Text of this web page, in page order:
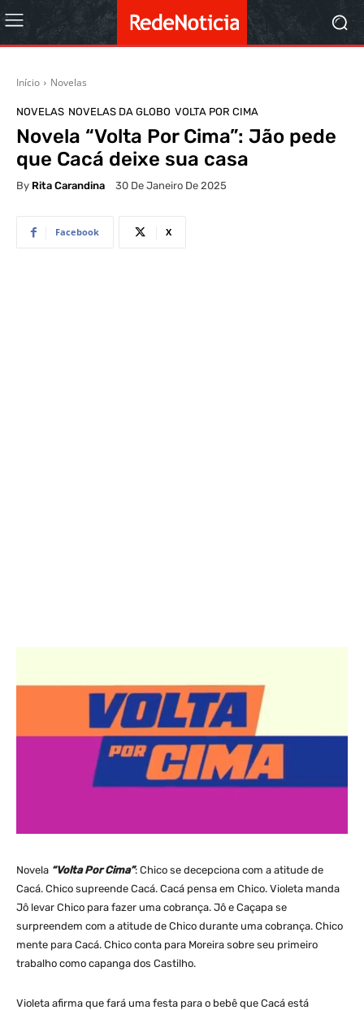
Início Novelas
NOVELAS NOVELAS DA GLOBO VOLTA POR CIMA
Novela “Volta Por Cima”: Jão pede
que Cacá deixe sua casa
By Rita Carandina 30 De Janeiro De 2025
Facebook X
Novela “Volta Por Cima”: Chico se decepciona com a atitude de
Cacá. Chico supreende Cacá. Cacá pensa em Chico. Violeta manda
Jô levar Chico para fazer uma cobrança. Jô e Caçapa se
surpreendem com a atitude de Chico durante uma cobrança. Chico
mente para Cacá. Chico conta para Moreira sobre seu primeiro
trabalho como capanga dos Castilho.
Violeta afirma que fará uma festa para o bebê que Cacá está